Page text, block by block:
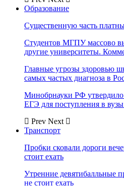
Образование
Существенную часть
Студентов МГПУ массово
другие университеты.
Главные угрозы здоровью
самых частых диагноза в
Минобрнауки РФ
ЕГЭ для поступления в
Prev Next
Транспорт
Пробки сковали дороги
стоит ехать
Утренние девятибалльные
не стоит ехать